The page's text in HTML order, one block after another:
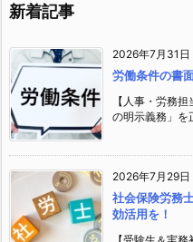
新着記事
2026年7月31日
労働条件の書
【人事・労務
の明示義務」を
2026年7月29日
社会保険労務
効活用を！